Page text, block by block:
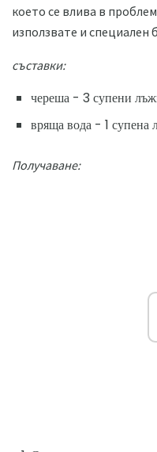
което се влива в
използвате и специален
съставки:
череша - 3 супени
вряща вода - 1 супена
Получаване: